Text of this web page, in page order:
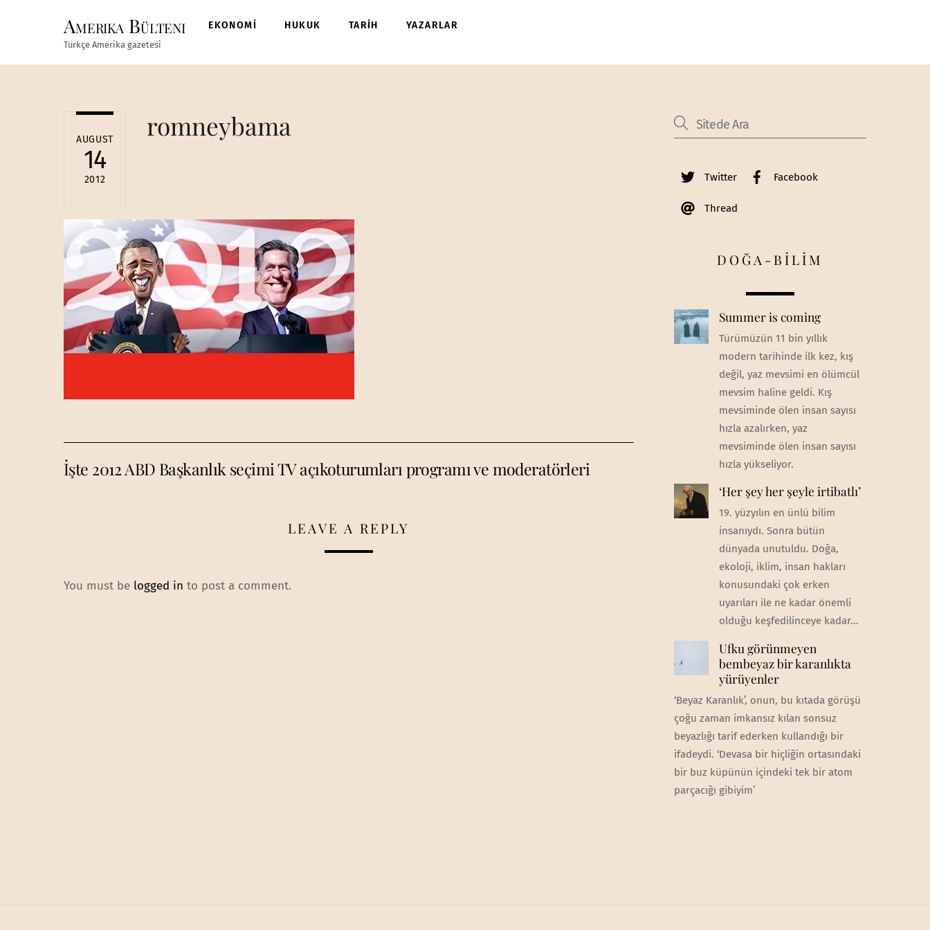
Amerika Bülteni
Türkçe Amerika gazetesi
EKONOMİ HUKUK TARİH YAZARLAR
AUGUST
14
2012
romneybama
İşte 2012 ABD Başkanlık seçimi TV açıkoturumları programı ve moderatörleri
LEAVE A REPLY
You must be logged in to post a comment.
Twitter Facebook
Thread
DOĞA-BİLİM
Summer is coming
Türümüzün 11 bin yıllık
modern tarihinde ilk kez, kış
değil, yaz mevsimi en ölümcül
mevsim haline geldi. Kış
mevsiminde ölen insan sayısı
hızla azalırken, yaz
mevsiminde ölen insan sayısı
hızla yükseliyor.
‘Her şey her şeyle irtibatlı’
19. yüzyılın en ünlü bilim
insanıydı. Sonra bütün
dünyada unutuldu. Doğa,
ekoloji, iklim, insan hakları
konusundaki çok erken
uyarıları ile ne kadar önemli
olduğu keşfedilinceye kadar...
Ufku görünmeyen
bembeyaz bir karanlıkta
yürüyenler
‘Beyaz Karanlık’, onun, bu kıtada görüşü
çoğu zaman imkansız kılan sonsuz
beyazlığı tarif ederken kullandığı bir
ifadeydi. ‘Devasa bir hiçliğin ortasındaki
bir buz küpünün içindeki tek bir atom
parçacığı gibiyim’